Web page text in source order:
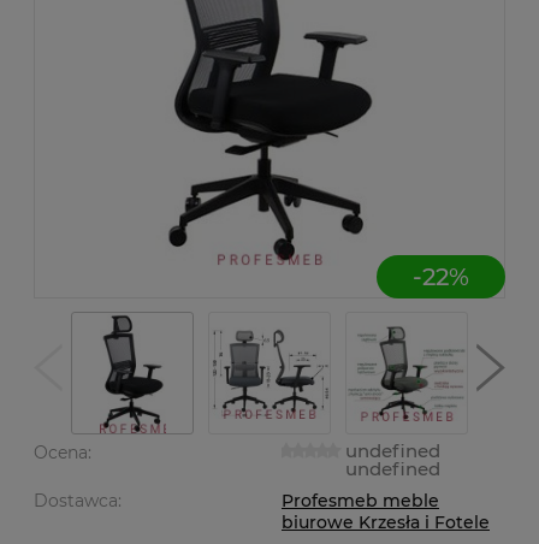
-22%
Ocena: undefined
undefined
Dostawca:
Profesmeb meble
biurowe Krzesła i Fotele